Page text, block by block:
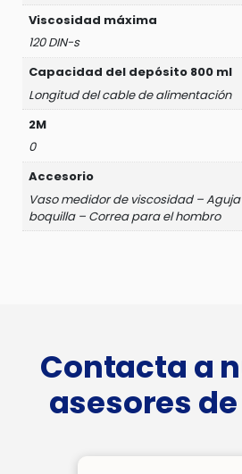
Viscosidad máxima
120 DIN-s
Capacidad del depósito 800 ml
Longitud del cable de alimentación
2M
0
Accesorio
Vaso medidor de viscosidad –
boquilla – Correa para el hombro
Contacta a
asesores